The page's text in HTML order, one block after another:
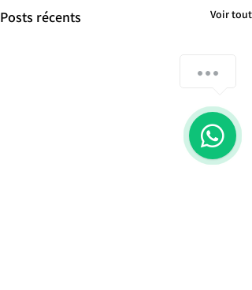
Posts récents Voir tout